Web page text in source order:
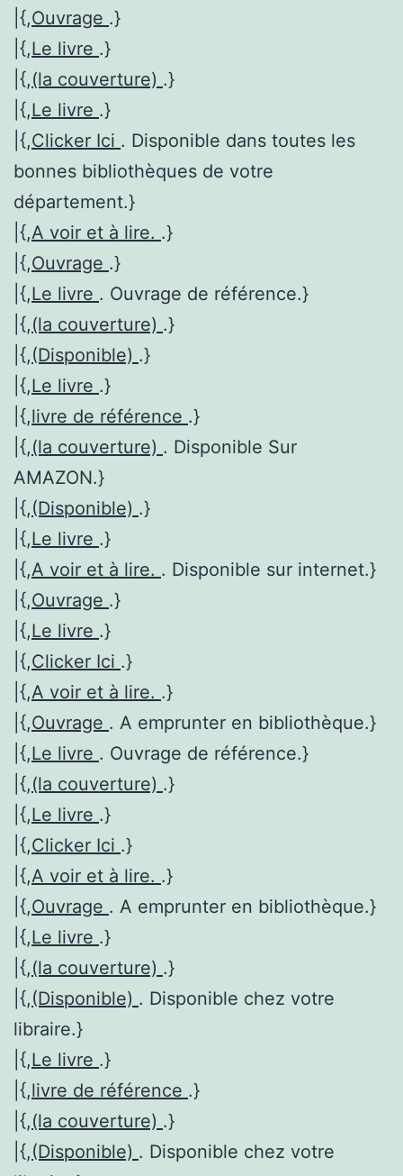
|{,Ouvrage .}
|{,Le livre .}
|{,(la couverture) .}
|{,Le livre .}
|{,Clicker Ici . Disponible dans toutes les
bonnes bibliothèques de votre
département.}
|{,A voir et à lire. .}
|{,Ouvrage .}
|{,Le livre . Ouvrage de référence.}
|{,(la couverture) .}
|{,(Disponible) .}
|{,Le livre .}
|{,livre de référence .}
|{,(la couverture) . Disponible Sur
AMAZON.}
|{,(Disponible) .}
|{,Le livre .}
|{,A voir et à lire. . Disponible sur internet.}
|{,Ouvrage .}
|{,Le livre .}
|{,Clicker Ici .}
|{,A voir et à lire. .}
|{,Ouvrage . A emprunter en bibliothèque.}
|{,Le livre . Ouvrage de référence.}
|{,(la couverture) .}
|{,Le livre .}
|{,Clicker Ici .}
|{,A voir et à lire. .}
|{,Ouvrage . A emprunter en bibliothèque.}
|{,Le livre .}
|{,(la couverture) .}
|{,(Disponible) . Disponible chez votre
libraire.}
|{,Le livre .}
|{,livre de référence .}
|{,(la couverture) .}
|{,(Disponible) . Disponible chez votre